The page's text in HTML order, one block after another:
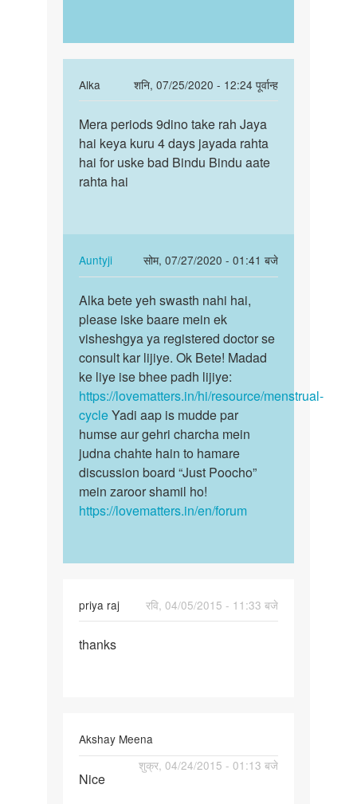
Alka
शनि, 07/25/2020 - 12:24 पूर्वान्ह
reply
to
बार
बार
सेक्स
है…
by
khushboo
kumari
Mera
periods
9dino
take
Mera periods 9dino take rah Jaya
hai keya kuru 4 days jayada rahta
hai for uske bad Bindu Bindu aate
rahta hai
Auntyji
सोम, 07/27/2020 - 01:41 बजे
In
reply
to
Mera
periods
9dino
take
rah…
by
Alka
Alka
bete
yeh
swasth
nahi…
Alka bete yeh swasth nahi hai,
please iske baare mein ek
visheshgya ya registered doctor se
consult kar lijiye. Ok Bete! Madad
ke liye ise bhee padh lijiye:
https://lovematters.in/hi/resource/menstrual-
cycleYadi aap is mudde par
humse aur gehri charcha mein
judna chahte hain to hamare
discussion board “Just Poocho”
mein zaroor shamil ho!
https://lovematters.in/en/forum
priya raj
रवि, 04/05/2015 - 11:33 बजे
thanks
thanks
Akshay Meena
शुक्र, 04/24/2015 - 01:13 बजे
Nice
Nice